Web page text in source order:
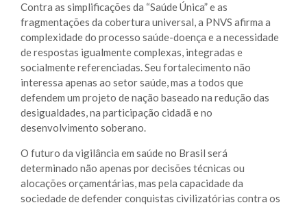
Contra as simplificações da “Saúde Única” e as
fragmentações da cobertura universal, a PNVS afirma a
complexidade do processo saúde-doença e a necessidade
de respostas igualmente complexas, integradas e
socialmente referenciadas. Seu fortalecimento não
interessa apenas ao setor saúde, mas a todos que
defendem um projeto de nação baseado na redução das
desigualdades, na participação cidadã e no
desenvolvimento soberano.
O futuro da vigilância em saúde no Brasil será
determinado não apenas por decisões técnicas ou
alocações orçamentárias, mas pela capacidade da
sociedade de defender conquistas civilizatórias contra os